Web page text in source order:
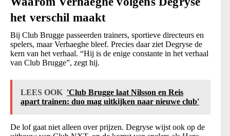
het verschil maakt
Bij Club Brugge passeerden trainers, sportieve directeurs en
spelers, maar Verhaeghe bleef. Precies daar ziet Degryse de
kern van het verhaal. “Hij is de enige constante in het verhaal
van Club Brugge”, zegt hij.
LEES OOK 'Club Brugge laat Nilsson en Reis
apart trainen: duo mag uitkijken naar nieuwe club'
De lof gaat niet alleen over prijzen. Degryse wijst ook op de